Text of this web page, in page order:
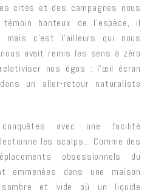
cités et des campagnes nous
honteux de l’espèce, il
c’est l’ailleurs qui nous
avait remis les sens à zéro
nos égos : l’œil écran
un aller-retour naturaliste
avec une facilité
les scalps… Comme des
obsessionnels du
emmenées dans une maison
sombre et vide où un liquide